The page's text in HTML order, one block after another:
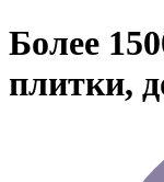
Более
плитки,